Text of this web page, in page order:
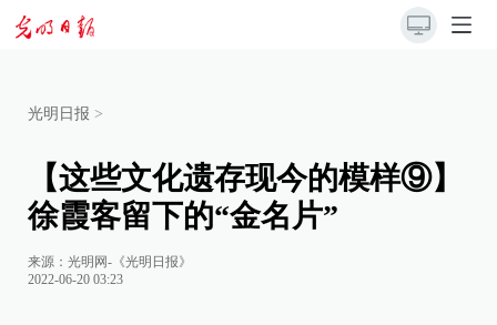
光明日报 >
【这些文化遗存现今的模样⑨】
徐霞客留下的“金名片”
来源： 光明网-《光明日报》
2022-06-20 03:23